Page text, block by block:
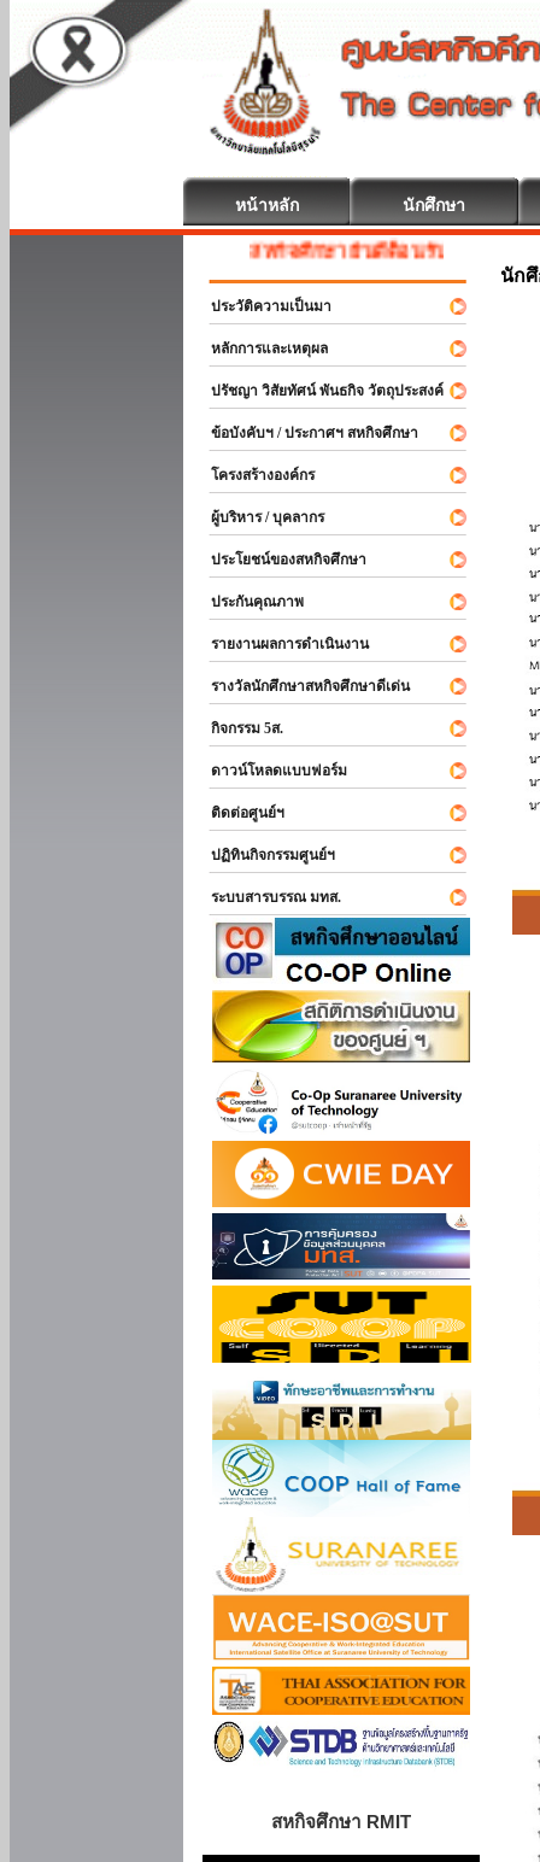
หน้าหลัก นักศึกษา
สหกิจศึกษา ยินดีต้อนรับ
ประวัติความเป็นมา
หลักการและเหตุผล
ปรัชญา วิสัยทัศน์ พันธกิจ วัตถุประสงค์
ข้อบังคับฯ / ประกาศฯ สหกิจศึกษา
โครงสร้างองค์กร
ผู้บริหาร / บุคลากร
ประโยชน์ของสหกิจศึกษา
ประกันคุณภาพ
รายงานผลการดำเนินงาน
รางวัลนักศึกษาสหกิจศึกษาดีเด่น
กิจกรรม 5ส.
ดาวน์โหลดแบบฟอร์ม
ติดต่อศูนย์ฯ
ปฏิทินกิจกรรมศูนย์ฯ
ระบบสารบรรณ มทส.
สหกิจศึกษา RMIT
นัก